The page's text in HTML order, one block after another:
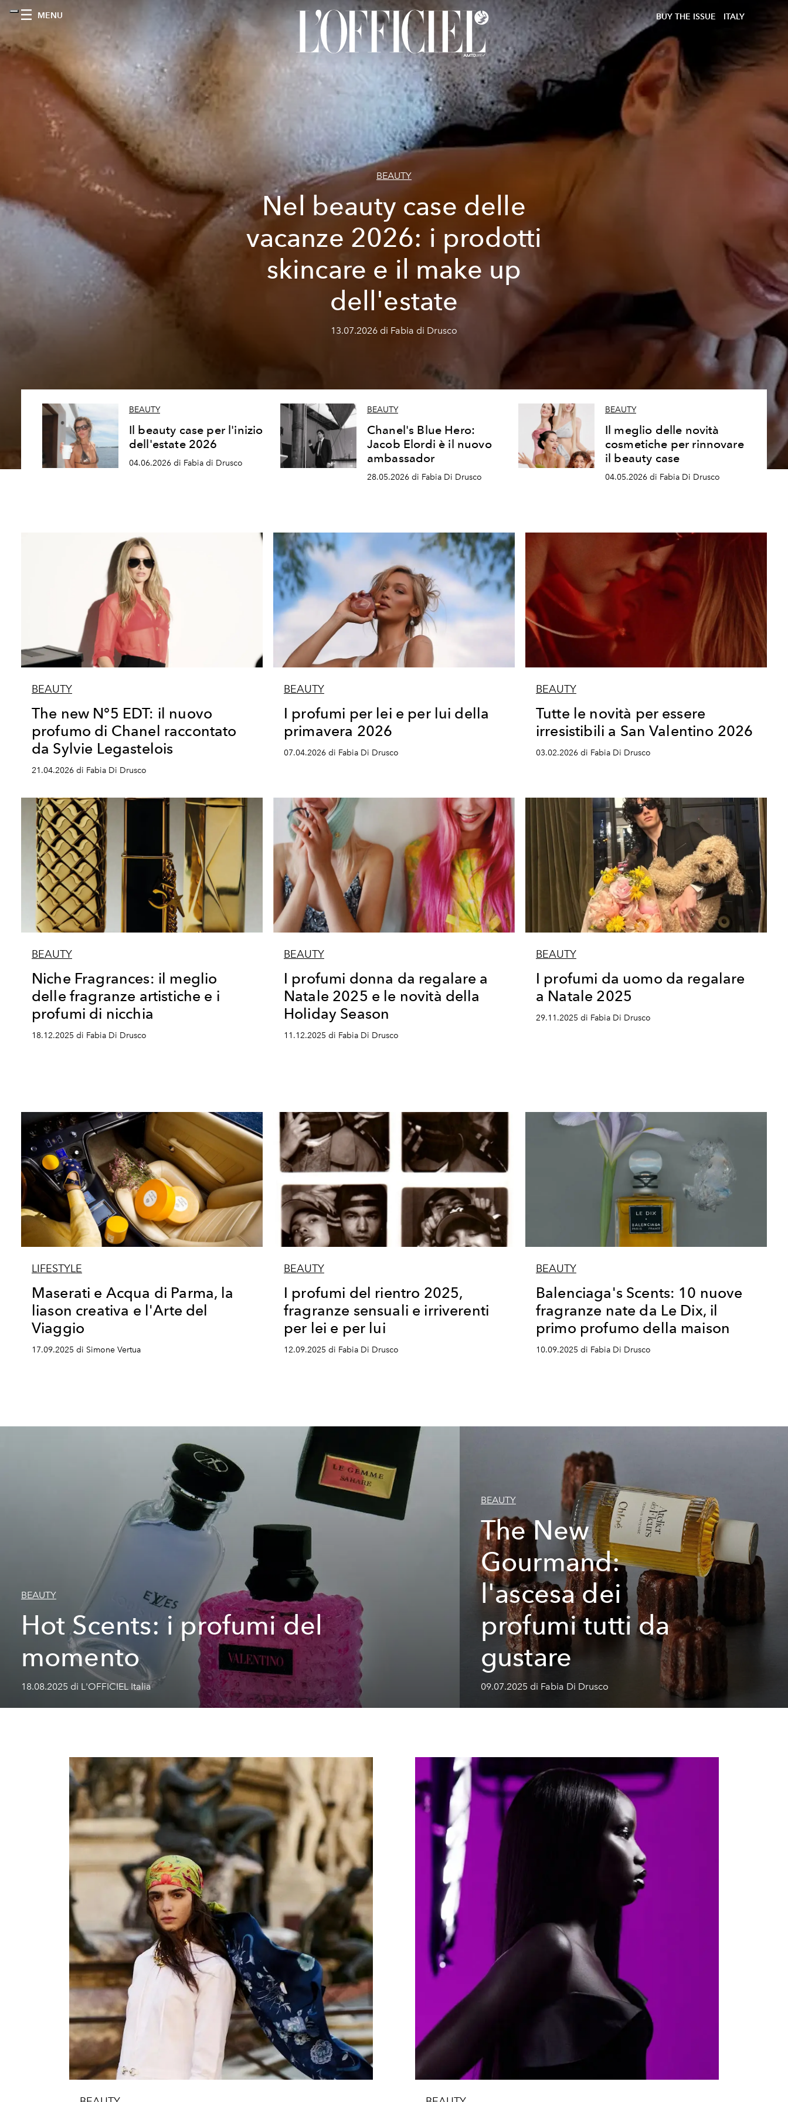
MENU BUY THE ISSUE ITALY
BEAUTY
Nel beauty case delle
vacanze 2026: i prodotti
skincare e il make up
dell'estate
13.07.2026 di Fabia di Drusco
BEAUTY
Il beauty case per l'inizio
dell'estate 2026
04.06.2026 di Fabia di Drusco
BEAUTY
Chanel's Blue Hero:
Jacob Elordi è il nuovo
ambassador
28.05.2026 di Fabia Di Drusco
BEAUTY
Il meglio delle novità
cosmetiche per rinnovare
il beauty case
04.05.2026 di Fabia Di Drusco
BEAUTY
The new N°5 EDT: il nuovo
profumo di Chanel raccontato
da Sylvie Legastelois
21.04.2026 di Fabia Di Drusco
BEAUTY
I profumi per lei e per lui della
primavera 2026
07.04.2026 di Fabia Di Drusco
BEAUTY
Tutte le novità per essere
irresistibili a San Valentino 2026
03.02.2026 di Fabia Di Drusco
BEAUTY
Niche Fragrances: il meglio
delle fragranze artistiche e i
profumi di nicchia
18.12.2025 di Fabia Di Drusco
BEAUTY
I profumi donna da regalare a
Natale 2025 e le novità della
Holiday Season
11.12.2025 di Fabia Di Drusco
BEAUTY
I profumi da uomo da regalare
a Natale 2025
29.11.2025 di Fabia Di Drusco
LIFESTYLE
Maserati e Acqua di Parma, la
liason creativa e l'Arte del
Viaggio
17.09.2025 di Simone Vertua
BEAUTY
I profumi del rientro 2025,
fragranze sensuali e irriverenti
per lei e per lui
12.09.2025 di Fabia Di Drusco
BEAUTY
Balenciaga's Scents: 10 nuove
fragranze nate da Le Dix, il
primo profumo della maison
10.09.2025 di Fabia Di Drusco
BEAUTY
Hot Scents: i profumi del
momento
18.08.2025 di L'OFFICIEL Italia
BEAUTY
The New
Gourmand:
l'ascesa dei
profumi tutti da
gustare
09.07.2025 di Fabia Di Drusco